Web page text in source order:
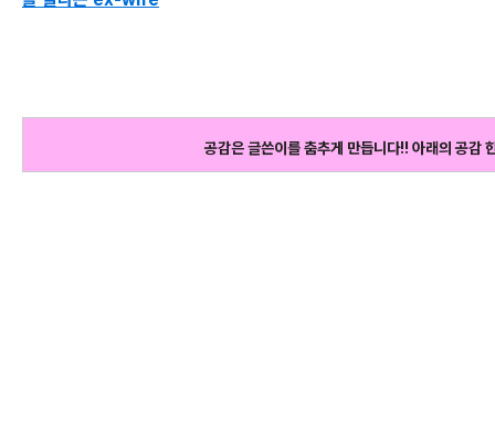
공감은 글쓴이를 춤추게 만듭니다!! 아래의 공감